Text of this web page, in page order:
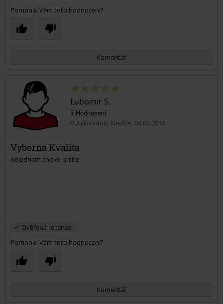
Pomohlo Vám toto hodnocení?
Komentář
Odeslat komentář
Lubomir S.
5 Hodnocení
Publikováno: Neděle, 04.03.2018
Vyborna Kvalita
objednam znovu urcite.
Ověřená recenze
Pomohlo Vám toto hodnocení?
Komentář